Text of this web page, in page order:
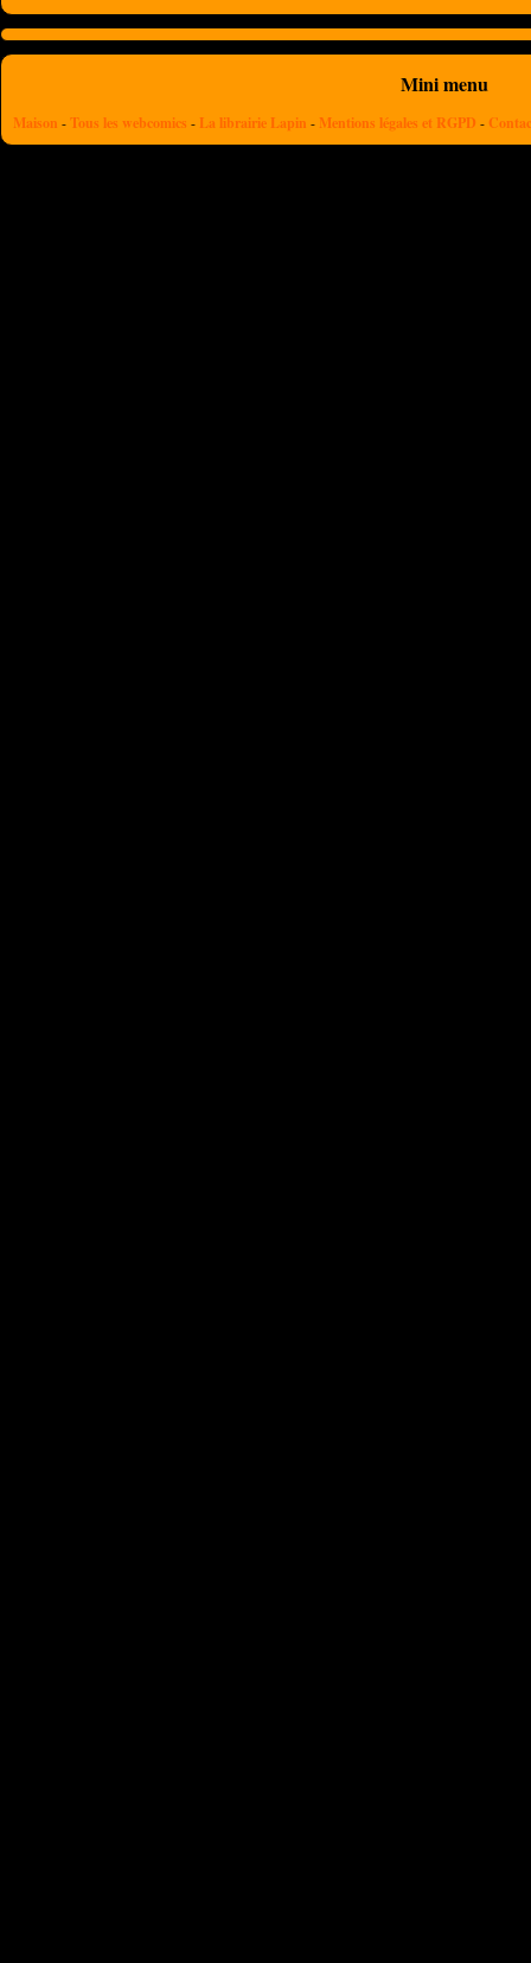
Mini menu
Maison -Tous les webcomics - La librairie Lapin - Mentions légales et RGPD -